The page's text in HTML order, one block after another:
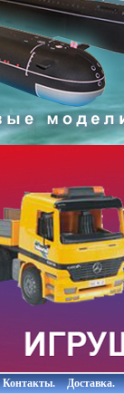
Контакты. Доставка.